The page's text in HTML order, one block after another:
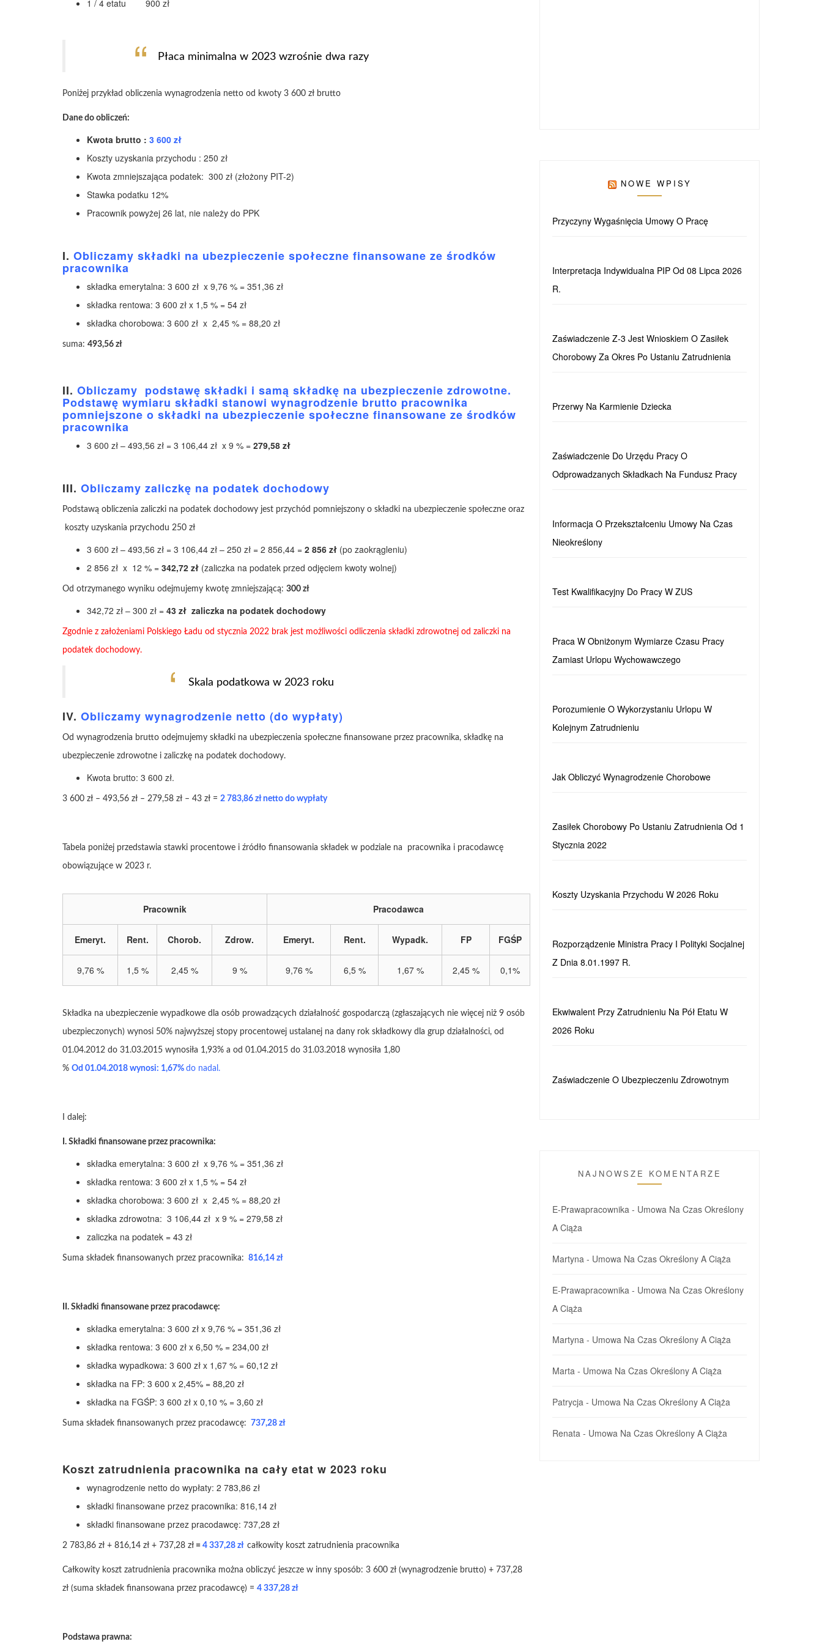
1 / 4 etatu 900 zł
Płaca minimalna w 2023 wzrośnie dwa razy
Poniżej przykład obliczenia wynagrodzenia netto od kwoty 3 600 zł brutto
Dane do obliczeń:
Kwota brutto : 3 600 zł
Koszty uzyskania przychodu : 250 zł
Kwota zmniejszająca podatek: 300 zł (złożony PIT-2)
Stawka podatku 12%
Pracownik powyżej 26 lat, nie należy do PPK
I. Obliczamy składki na ubezpieczenie społeczne finansowane ze środków
pracownika
składka emerytalna: 3 600 zł x 9,76 % = 351,36 zł
składka rentowa: 3 600 zł x 1,5 % = 54 zł
składka chorobowa: 3 600 zł x 2,45 % = 88,20 zł
suma: 493,56 zł
II. Obliczamy podstawę składki i samą składkę na ubezpieczenie zdrowotne.
Podstawę wymiaru składki stanowi wynagrodzenie brutto pracownika
pomniejszone o składki na ubezpieczenie społeczne finansowane ze środków
pracownika
3 600 zł – 493,56 zł = 3 106,44 zł x 9 % = 279,58 zł
III. Obliczamy zaliczkę na podatek dochodowy
Podstawą obliczenia zaliczki na podatek dochodowy jest przychód pomniejszony o składki na ubezpieczenie społeczne oraz
koszty uzyskania przychodu 250 zł
3 600 zł – 493,56 zł = 3 106,44 zł – 250 zł = 2 856,44 = 2 856 zł (po zaokrągleniu)
2 856 zł x 12 % = 342,72 zł (zaliczka na podatek przed odjęciem kwoty wolnej)
Od otrzymanego wyniku odejmujemy kwotę zmniejszającą: 300 zł
342,72 zł – 300 zł = 43 zł zaliczka na podatek dochodowy
Zgodnie z założeniami Polskiego Ładu od stycznia 2022 brak jest możliwości odliczenia składki zdrowotnej od zaliczki na
podatek dochodowy.
Skala podatkowa w 2023 roku
IV. Obliczamy wynagrodzenie netto (do wypłaty)
Od wynagrodzenia brutto odejmujemy składki na ubezpieczenia społeczne finansowane przez pracownika, składkę na
ubezpieczenie zdrowotne i zaliczkę na podatek dochodowy.
Kwota brutto: 3 600 zł.
3 600 zł – 493,56 zł – 279,58 zł – 43 zł = 2 783,86 zł netto do wypłaty
Tabela poniżej przedstawia stawki procentowe i źródło finansowania składek w podziale na pracownika i pracodawcę
obowiązujące w 2023 r.
Pracownik Pracodawca
Emeryt. Rent. Chorob. Zdrow. Emeryt. Rent. Wypadk. FP FGŚP
9,76 % 1,5 % 2,45 % 9 % 9,76 % 6,5 % 1,67 % 2,45 % 0,1%
Składka na ubezpieczenie wypadkowe dla osób prowadzących działalność gospodarczą (zgłaszających nie więcej niż 9 osób
ubezpieczonych) wynosi 50% najwyższej stopy procentowej ustalanej na dany rok składkowy dla grup działalności, od
01.04.2012 do 31.03.2015 wynosiła 1,93% a od 01.04.2015 do 31.03.2018 wynosiła 1,80
% Od 01.04.2018 wynosi: 1,67% do nadal.
I dalej:
I. Składki finansowane przez pracownika:
składka emerytalna: 3 600 zł x 9,76 % = 351,36 zł
składka rentowa: 3 600 zł x 1,5 % = 54 zł
składka chorobowa: 3 600 zł x 2,45 % = 88,20 zł
składka zdrowotna: 3 106,44 zł x 9 % = 279,58 zł
zaliczka na podatek = 43 zł
Suma składek finansowanych przez pracownika: 816,14 zł
II. Składki finansowane przez pracodawcę:
składka emerytalna: 3 600 zł x 9,76 % = 351,36 zł
składka rentowa: 3 600 zł x 6,50 % = 234,00 zł
składka wypadkowa: 3 600 zł x 1,67 % = 60,12 zł
składka na FP: 3 600 x 2,45% = 88,20 zł
składka na FGŚP: 3 600 zł x 0,10 % = 3,60 zł
Suma składek finansowanych przez pracodawcę: 737,28 zł
Koszt zatrudnienia pracownika na cały etat w 2023 roku
wynagrodzenie netto do wypłaty: 2 783,86 zł
składki finansowane przez pracownika: 816,14 zł
składki finansowane przez pracodawcę: 737,28 zł
2 783,86 zł + 816,14 zł + 737,28 zł = 4 337,28 zł całkowity koszt zatrudnienia pracownika
Całkowity koszt zatrudnienia pracownika można obliczyć jeszcze w inny sposób: 3 600 zł (wynagrodzenie brutto) + 737,28
zł (suma składek finansowana przez pracodawcę) = 4 337,28 zł
Podstawa prawna:
NOWE WPISY
Przyczyny Wygaśnięcia Umowy O Pracę
Interpretacja Indywidualna PIP Od 08 Lipca 2026
R.
Zaświadczenie Z-3 Jest Wnioskiem O Zasiłek
Chorobowy Za Okres Po Ustaniu Zatrudnienia
Przerwy Na Karmienie Dziecka
Zaświadczenie Do Urzędu Pracy O
Odprowadzanych Składkach Na Fundusz Pracy
Informacja O Przekształceniu Umowy Na Czas
Nieokreślony
Test Kwalifikacyjny Do Pracy W ZUS
Praca W Obniżonym Wymiarze Czasu Pracy
Zamiast Urlopu Wychowawczego
Porozumienie O Wykorzystaniu Urlopu W
Kolejnym Zatrudnieniu
Jak Obliczyć Wynagrodzenie Chorobowe
Zasiłek Chorobowy Po Ustaniu Zatrudnienia Od 1
Stycznia 2022
Koszty Uzyskania Przychodu W 2026 Roku
Rozporządzenie Ministra Pracy I Polityki Socjalnej
Z Dnia 8.01.1997 R.
Ekwiwalent Przy Zatrudnieniu Na Pół Etatu W
2026 Roku
Zaświadczenie O Ubezpieczeniu Zdrowotnym
NAJNOWSZE KOMENTARZE
E-Prawapracownika - Umowa Na Czas Określony
A Ciąża
Martyna - Umowa Na Czas Określony A Ciąża
E-Prawapracownika - Umowa Na Czas Określony
A Ciąża
Martyna - Umowa Na Czas Określony A Ciąża
Marta - Umowa Na Czas Określony A Ciąża
Patrycja - Umowa Na Czas Określony A Ciąża
Renata - Umowa Na Czas Określony A Ciąża